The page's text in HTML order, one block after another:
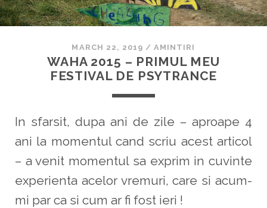
MARCH 22, 2019 /AMINTIRI
WAHA 2015 – PRIMUL MEU
FESTIVAL DE PSYTRANCE
In sfarsit, dupa ani de zile – aproape 4
ani la momentul cand scriu acest articol
– a venit momentul sa exprim in cuvinte
experienta acelor vremuri, care si acum-
mi par ca si cum ar fi fost ieri !